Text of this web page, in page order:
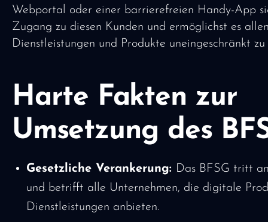
Webportal oder einer barrierefreien Handy-App
Zugang zu diesen Kunden und ermöglichst es
Dienstleistungen und Produkte uneingeschränkt zu
Harte Fakten zur
Umsetzung des
Gesetzliche Verankerung: Das BFSG tritt
und betrifft alle Unternehmen, die digitale
Dienstleistungen anbieten.